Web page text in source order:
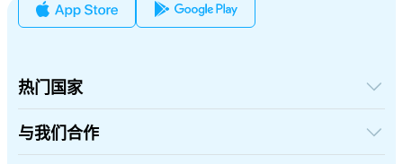
热门国家
美国
英国
土耳其
与我们合作
批发平台